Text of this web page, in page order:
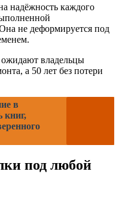
надёжность каждого
не деформируется под
ожидают владельцы
а 50 лет без потери
в
книг,
под любой